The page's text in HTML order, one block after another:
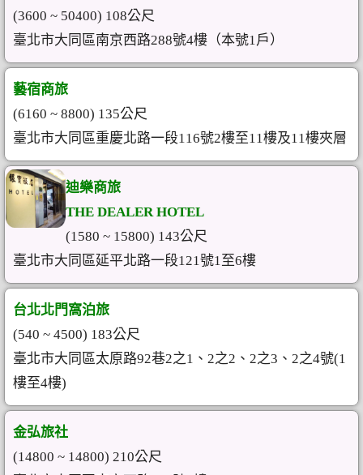
(3600 ~ 50400) 108公尺
臺北市大同區南京西路288號4樓（本號1戶）
藝宿商旅
(6160 ~ 8800) 135公尺
臺北市大同區重慶北路一段116號2樓至11樓及11樓夾層
迪樂商旅
THE DEALER HOTEL
(1580 ~ 15800) 143公尺
臺北市大同區延平北路一段121號1至6樓
台北北門窩泊旅
(540 ~ 4500) 183公尺
臺北市大同區太原路92巷2之1、2之2、2之3、2之4號(1
樓至4樓)
金弘旅社
(14800 ~ 14800) 210公尺